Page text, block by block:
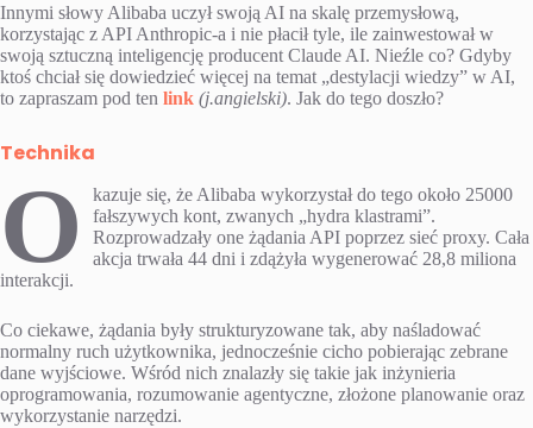
Innymi słowy Alibaba uczył swoją AI na skalę przemysłową,
korzystając z API Anthropic-a i nie płacił tyle, ile zainwestował w
swoją sztuczną inteligencję producent Claude AI. Nieźle co? Gdyby
ktoś chciał się dowiedzieć więcej na temat „destylacji wiedzy” w AI,
to zapraszam pod ten link (j.angielski). Jak do tego doszło?
Technika
O
kazuje się, że Alibaba wykorzystał do tego około 25000
fałszywych kont, zwanych „hydra klastrami”.
Rozprowadzały one żądania API poprzez sieć proxy. Cała
akcja trwała 44 dni i zdążyła wygenerować 28,8 miliona
interakcji.
Co ciekawe, żądania były strukturyzowane tak, aby naśladować
normalny ruch użytkownika, jednocześnie cicho pobierając zebrane
dane wyjściowe. Wśród nich znalazły się takie jak inżynieria
oprogramowania, rozumowanie agentyczne, złożone planowanie oraz
wykorzystanie narzędzi.